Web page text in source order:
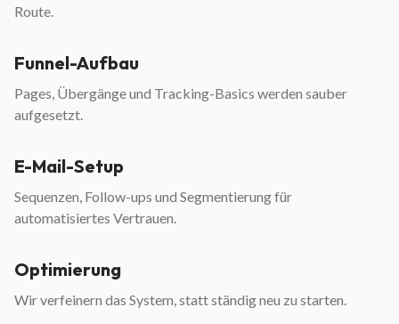
Route.
Funnel-Aufbau
Pages, Übergänge und Tracking-Basics werden sauber
aufgesetzt.
E-Mail-Setup
Sequenzen, Follow-ups und Segmentierung für
automatisiertes Vertrauen.
Optimierung
Wir verfeinern das System, statt ständig neu zu starten.